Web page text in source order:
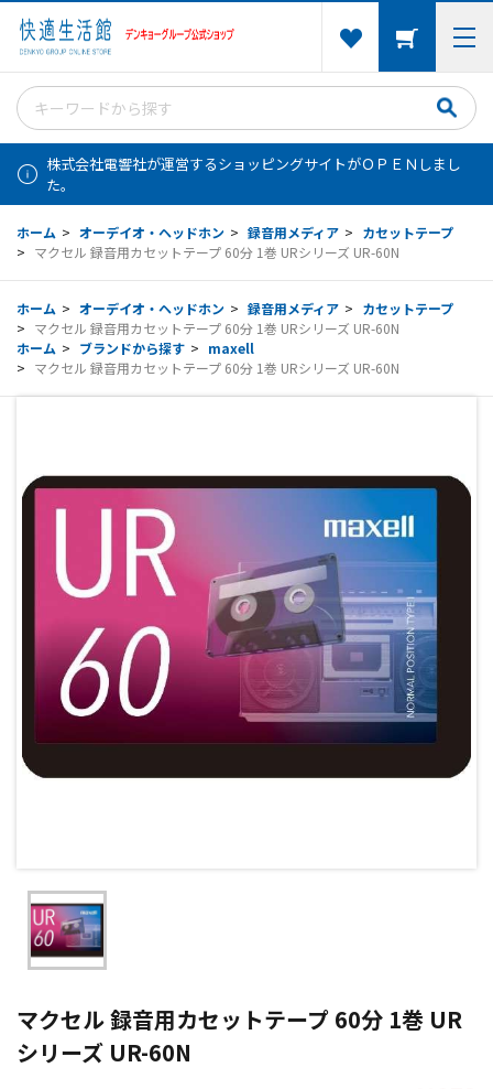
株式会社電響社が運営するショッピングサイトがＯＰＥＮしまし
た。
ホーム > オーデイオ・ヘッドホン > 録音用メディア > カセットテープ
> マクセル 録音用カセットテープ 60分 1巻 URシリーズ UR-60N
ホーム > オーデイオ・ヘッドホン > 録音用メディア > カセットテープ
> マクセル 録音用カセットテープ 60分 1巻 URシリーズ UR-60N
ホーム > ブランドから探す > maxell
> マクセル 録音用カセットテープ 60分 1巻 URシリーズ UR-60N
マクセル 録音用カセットテープ 60分 1巻 UR
シリーズ UR-60N